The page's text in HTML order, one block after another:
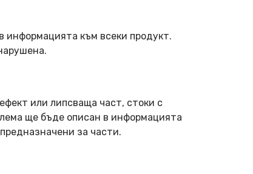
информацията към всеки продукт.
или липсваща част, стоки с
ще бъде описан в информацията
за части.